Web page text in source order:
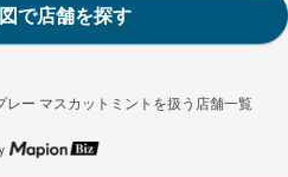
ー マスカットミントを扱う店舗一覧
で店舗を探す